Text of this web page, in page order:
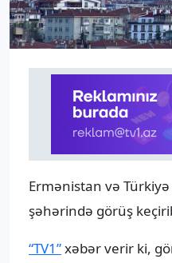
Ermənistan və
şəhərində görüş
“TV1”xəbər verir ki,